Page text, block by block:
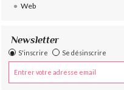
Web
Newsletter
S'inscrire Se désinscrire